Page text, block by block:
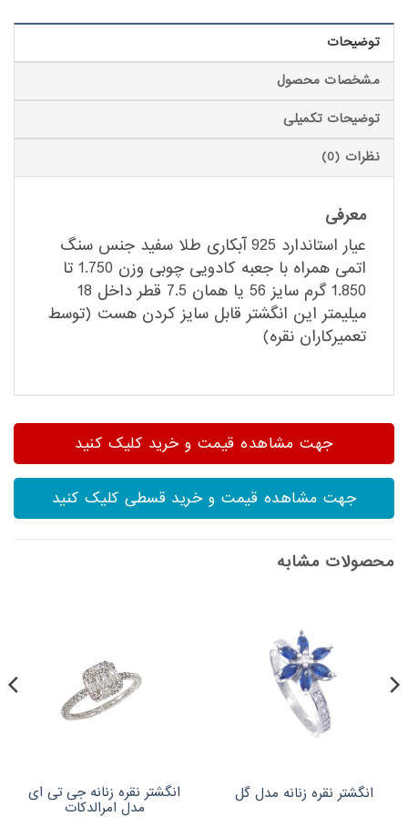
توضیحات
مشخصات محصول
توضیحات تکمیلی
نظرات (0)
معرفی
عیار استاندارد 925 آبکاری طلا سفید جنس سنگ
اتمی همراه با جعبه کادویی چوبی وزن 1.750 تا
1.850 گرم سایز 56 یا همان 7.5 قطر داخل 18
میلیمتر این انگشتر قابل سایز کردن هست (توسط
تعمیرکاران نقره)
جهت مشاهده قیمت و خرید کلیک کنید
جهت مشاهده قیمت و خرید قسطی کلیک کنید
محصولات مشابه
انگشتر نقره زنانه مدل گل انگشتر نقره زنانه جی تی ای
مدل امرالدکات